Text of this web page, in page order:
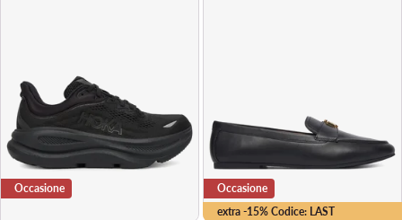
Occasione
extra -15% Codice: LAST
Occasione